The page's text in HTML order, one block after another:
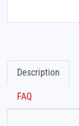
Description
FAQ